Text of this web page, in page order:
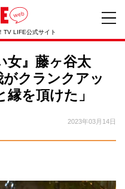
TV LIFE公式サイト
女』藤ヶ谷太
がクランクアッ
を頂けた」
2023年03月14日